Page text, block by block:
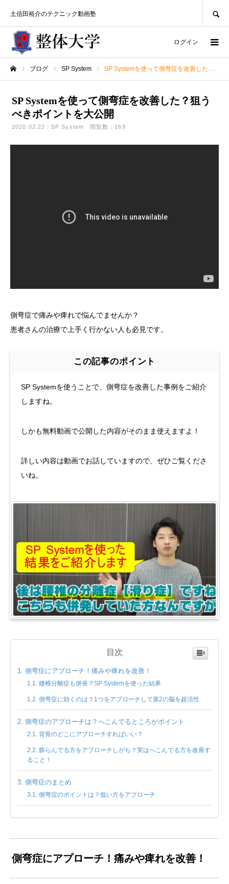
土信田裕介のテクニック動画塾
ログイン
ブログ SP System SP Systemを使って側弯症を改善した？狙うべきポイントを大公開
SP Systemを使って側弯症を改善した？狙う
べきポイントを大公開
2020.02.22 SP System 閲覧数：169
側弯症で痛みや痺れで悩んでませんか？
患者さんの治療で上手く行かない人も必見です。
この記事のポイント
SP Systemを使うことで、側弯症を改善した事例をご紹介
しますね。
しかも無料動画で公開した内容がそのまま使えますよ！
詳しい内容は動画でお話していますので、ぜひご覧くださ
いね。
目次
側弯症にアプローチ！痛みや痺れを改善！
腰椎分離症も併発？SP Systemを使った結果
側弯症に効くのは？1つをアプローチして第2の脳を超活性
側弯症のアプローチは？へこんでるところがポイント
背骨のどこにアプローチすればいい？
膨らんでる方をアプローチしがち？実はへこんでる方を改善す
ること！
側弯症のまとめ
側弯症のポイントは？低い方をアプローチ
側弯症にアプローチ！痛みや痺れを改善！